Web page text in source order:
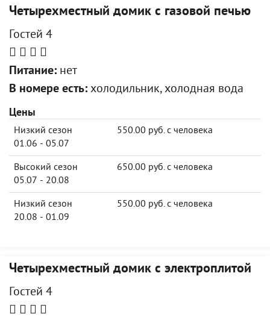
Четырехместный домик с газовой печью
Гостей 4
Питание: нет
В номере есть: холодильник, холодная вода
Цены
Низкий сезон
01.06 - 05.07
550.00 руб. с человека
Высокий сезон
05.07 - 20.08
650.00 руб. с человека
Низкий сезон
20.08 - 01.09
550.00 руб. с человека
Четырехместный домик с электроплитой
Гостей 4